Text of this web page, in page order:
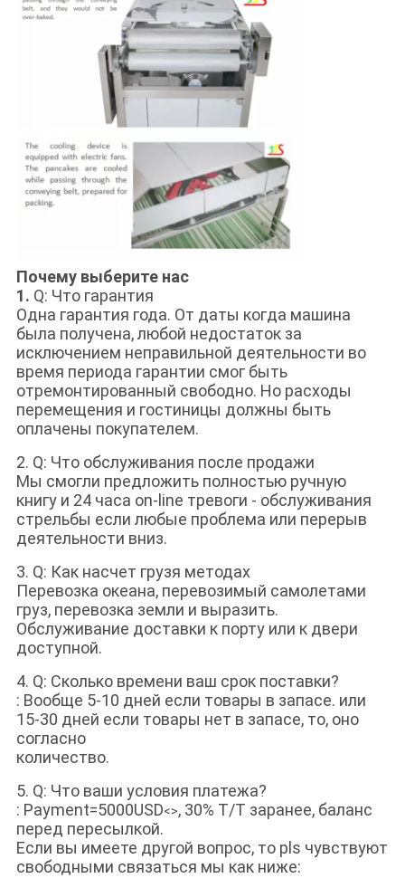
Почему выберите нас
1. Q: Что гарантия
Одна гарантия года. От даты когда машина
была получена, любой недостаток за
исключением неправильной деятельности во
время периода гарантии смог быть
отремонтированный свободно. Но расходы
перемещения и гостиницы должны быть
оплачены покупателем.
2. Q: Что обслуживания после продажи
Мы смогли предложить полностью ручную
книгу и 24 часа on-line тревоги - обслуживания
стрельбы если любые проблема или перерыв
деятельности вниз.
3. Q: Как насчет грузя методах
Перевозка океана, перевозимый самолетами
груз, перевозка земли и выразить.
Обслуживание доставки к порту или к двери
доступной.
4. Q: Сколько времени ваш срок поставки?
: Вообще 5-10 дней если товары в запасе. или
15-30 дней если товары нет в запасе, то, оно
согласно
количество.
5. Q: Что ваши условия платежа?
: Payment=5000USD<>, 30% T/T заранее, баланс
перед пересылкой.
Если вы имеете другой вопрос, то pls чувствуют
свободными связаться мы как ниже: